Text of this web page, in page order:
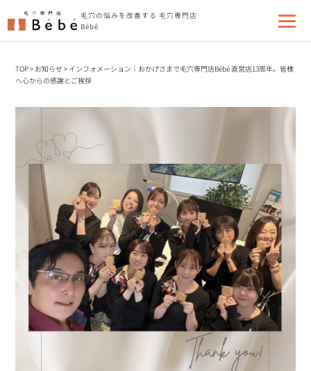
毛穴の悩みを改善する 毛穴専門店
Bébé
TOP> お知らせ> インフォメーション｜おかげさまで毛穴専門店Bébé 直営店13周年。皆様
へ心からの感謝とご挨拶